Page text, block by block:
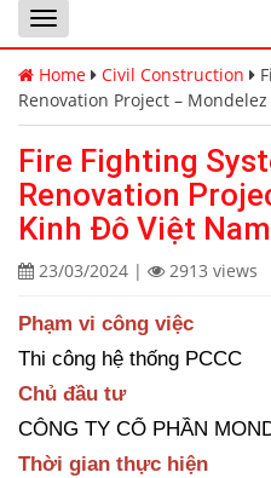
Toggle
navigation
Home
Civil Construction
Renovation Project –
Fire Fighting
Renovation
Kinh Đô Việt Nam
23/03/2024 | 2913 views
Phạm vi công việc
Thi công hệ thống PCCC
Chủ đầu tư
CÔNG TY CỔ PHẦN
Thời gian thực hiện